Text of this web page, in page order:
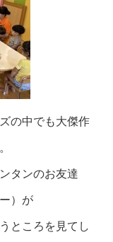
の中でも大傑作
タンのお友達
）が
ところを見てし